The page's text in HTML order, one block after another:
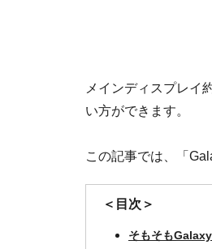
メインディスプレイ
い方ができます。
この記事では、「
＜目次＞
そもそも